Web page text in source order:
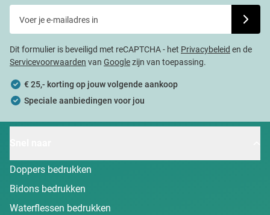
Dit formulier is beveiligd met reCAPTCHA - het Privacybeleid en de
Servicevoorwaarden van Googlezijn van toepassing.
€ 25,- korting op jouw volgende aankoop
Speciale aanbiedingen voor jou
Doppers bedrukken
Bidons bedrukken
Waterflessen bedrukken